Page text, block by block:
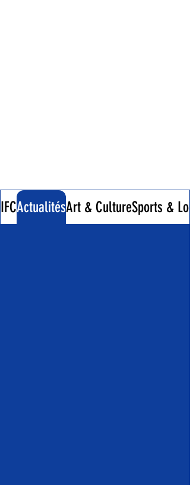
IFCActualitésArt & CultureSports &